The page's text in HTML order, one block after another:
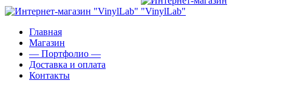
Главная
Магазин
— Портфолио —
Доставка и оплата
Контакты